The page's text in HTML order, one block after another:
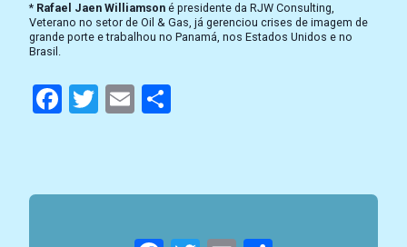
* Rafael Jaen Williamsoné presidente da RJW Consulting,
Veterano no setor de Oil & Gas, já gerenciou crises de imagem de
grande porte e trabalhou no Panamá, nos Estados Unidos e no
Brasil.
Facebook
Twitter
EmailCompartilhar